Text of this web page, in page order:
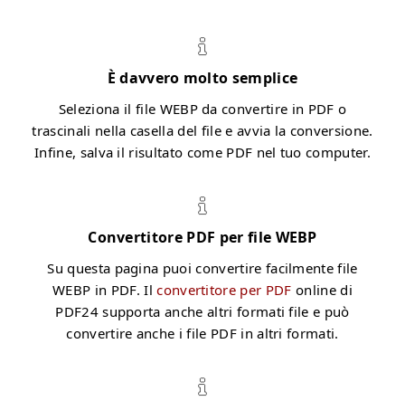
È davvero molto semplice
Seleziona il file WEBP da convertire in PDF o
trascinali nella casella del file e avvia la conversione.
Infine, salva il risultato come PDF nel tuo computer.
Convertitore PDF per file WEBP
Su questa pagina puoi convertire facilmente file
WEBP in PDF. Ilconvertitore per PDF online di
PDF24 supporta anche altri formati file e può
convertire anche i file PDF in altri formati.